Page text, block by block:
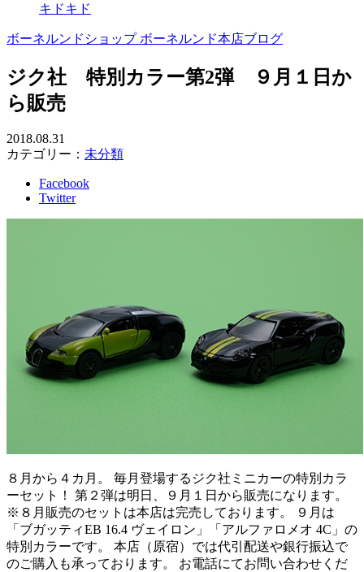
キドキド
ボーネルンドショップ ボーネルンド本店ブログ
ジク社 特別カラー第2弾 ９月１日か
ら販売
2018.08.31
カテゴリー： 未分類
Facebook
Twitter
８月から４カ月。 毎月登場するジク社ミニカーの特別カラ
ーセット！ 第２弾は明日、９月１日から販売になります。
※８月販売のセットは本店は完売しております。 ９月は
「ブガッティEB 16.4 ヴェイロン」「アルファロメオ 4C」の
特別カラーです。 本店（原宿）では代引配送や銀行振込で
のご購入も承っております。 お電話にてお問い合わせくだ